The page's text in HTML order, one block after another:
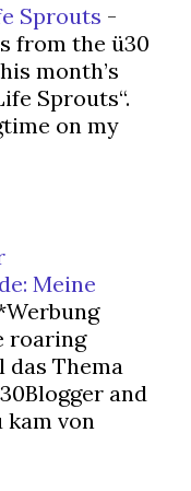
Sprouts -
from the ü30
month’s
Sprouts“.
on my
Meine
roaring
Thema
and
kam von